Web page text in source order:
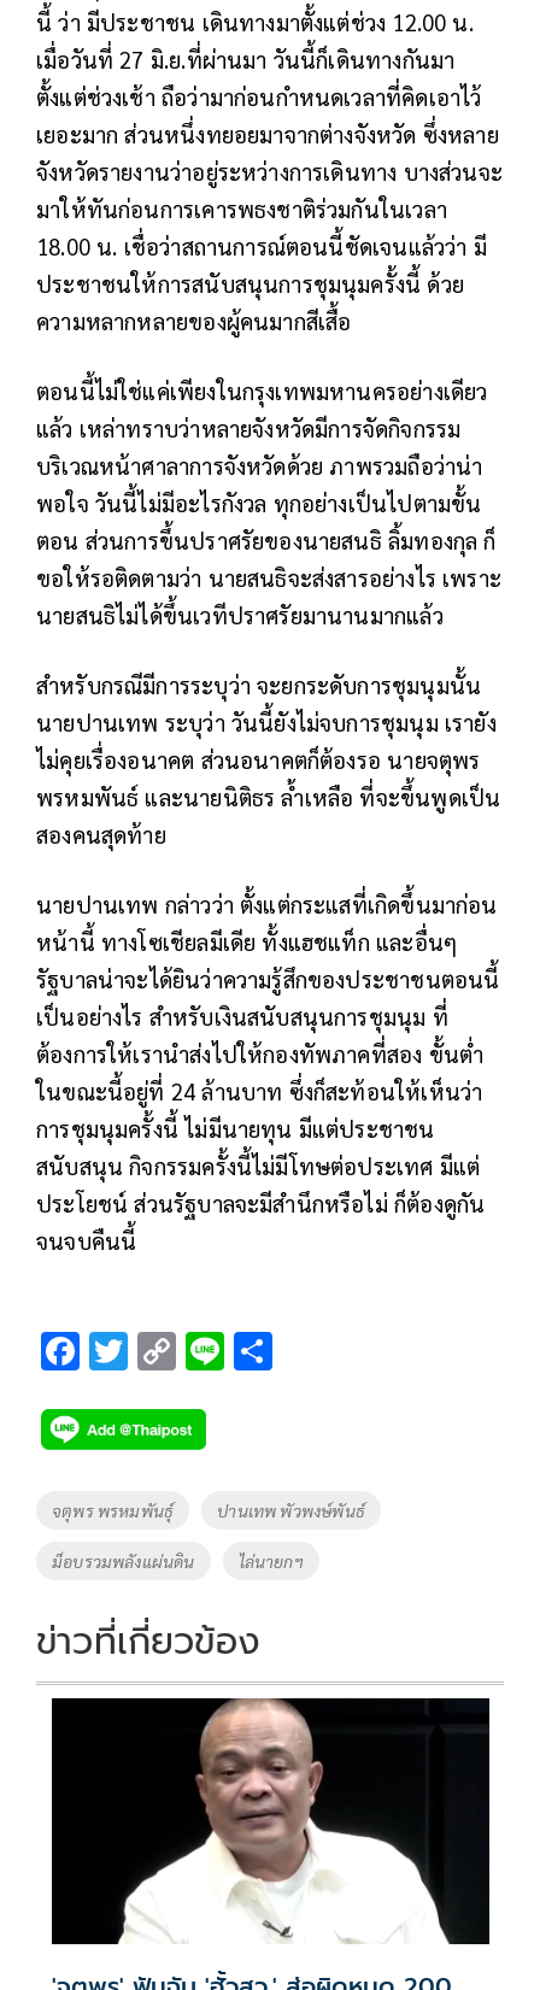
นี้ ว่า มีประชาชน เดินทางมาตั้งแต่ช่วง 12.00 น.
เมื่อวันที่ 27 มิ.ย.ที่ผ่านมา วันนี้ก็เดินทางกันมา
ตั้งแต่ช่วงเช้า ถือว่ามาก่อนกำหนดเวลาที่คิดเอาไว้
เยอะมาก ส่วนหนึ่งทยอยมาจากต่างจังหวัด ซึ่งหลาย
จังหวัดรายงานว่าอยู่ระหว่างการเดินทาง บางส่วนจะ
มาให้ทันก่อนการเคารพธงชาติร่วมกันในเวลา
18.00 น. เชื่อว่าสถานการณ์ตอนนี้ชัดเจนแล้วว่า มี
ประชาชนให้การสนับสนุนการชุมนุมครั้งนี้ ด้วย
ความหลากหลายของผู้คนมากสีเสื้อ
ตอนนี้ไม่ใช่แค่เพียงในกรุงเทพมหานครอย่างเดียว
แล้ว เหล่าทราบว่าหลายจังหวัดมีการจัดกิจกรรม
บริเวณหน้าศาลาการจังหวัดด้วย ภาพรวมถือว่าน่า
พอใจ วันนี้ไม่มีอะไรกังวล ทุกอย่างเป็นไปตามขั้น
ตอน ส่วนการขึ้นปราศรัยของนายสนธิ ลิ้มทองกุล ก็
ขอให้รอติดตามว่า นายสนธิจะส่งสารอย่างไร เพราะ
นายสนธิไม่ได้ขึ้นเวทีปราศรัยมานานมากแล้ว
สำหรับกรณีมีการระบุว่า จะยกระดับการชุมนุมนั้น
นายปานเทพ ระบุว่า วันนี้ยังไม่จบการชุมนุม เรายัง
ไม่คุยเรื่องอนาคต ส่วนอนาคตก็ต้องรอ นายจตุพร
พรหมพันธ์ และนายนิติธร ล้ำเหลือ ที่จะขึ้นพูดเป็น
สองคนสุดท้าย
นายปานเทพ กล่าวว่า ตั้งแต่กระแสที่เกิดขึ้นมาก่อน
หน้านี้ ทางโซเชียลมีเดีย ทั้งแฮชแท็ก และอื่นๆ
รัฐบาลน่าจะได้ยินว่าความรู้สึกของประชาชนตอนนี้
เป็นอย่างไร สำหรับเงินสนับสนุนการชุมนุม ที่
ต้องการให้เรานำส่งไปให้กองทัพภาคที่สอง ขั้นต่ำ
ในขณะนี้อยู่ที่ 24 ล้านบาท ซึ่งก็สะท้อนให้เห็นว่า
การชุมนุมครั้งนี้ ไม่มีนายทุน มีแต่ประชาชน
สนับสนุน กิจกรรมครั้งนี้ไม่มีโทษต่อประเทศ มีแต่
ประโยชน์ ส่วนรัฐบาลจะมีสำนึกหรือไม่ ก็ต้องดูกัน
จนจบคืนนี้
F
e
b
o
k
T
tt
er
C
p
y
n
k
Li
Tags
จตุพร พรหมพันธุ์ ปานเทพ พัวพงษ์พันธ์
ม็อบรวมพลังแผ่นดิน ไล่นายกฯ
ข่าวที่เกี่ยวข้อง